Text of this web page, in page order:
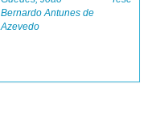
Bernardo Antunes de
Azevedo